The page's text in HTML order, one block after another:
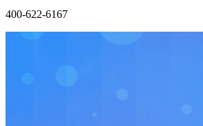
400-622-6167